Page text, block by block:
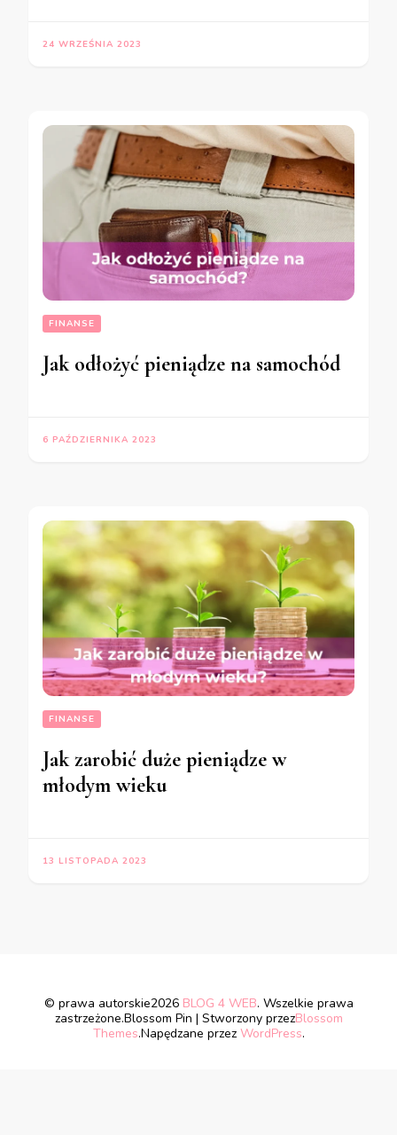
24 WRZEŚNIA 2023
FINANSE
Jak odłożyć pieniądze na samochód
6 PAŹDZIERNIKA 2023
FINANSE
Jak zarobić duże pieniądze w
młodym wieku
13 LISTOPADA 2023
© prawa autorskie2026 BLOG 4 WEB. Wszelkie prawa
zastrzeżone.Blossom Pin | Stworzony przezBlossom
Themes.Napędzane przez WordPress.